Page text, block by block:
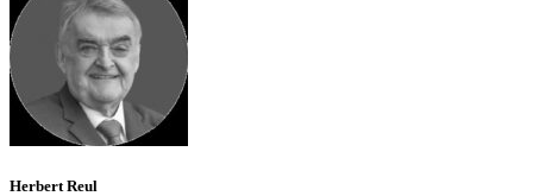
Herbert Reul